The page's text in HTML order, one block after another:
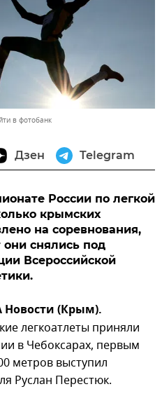
в фотобанк
Дзен Telegram
России по легкой
крымских
на соревнования,
снялись под
Всероссийской
(Крым).
легкоатлеты приняли
в Чебоксарах, первым
метров выступил
Руслан Перестюк.